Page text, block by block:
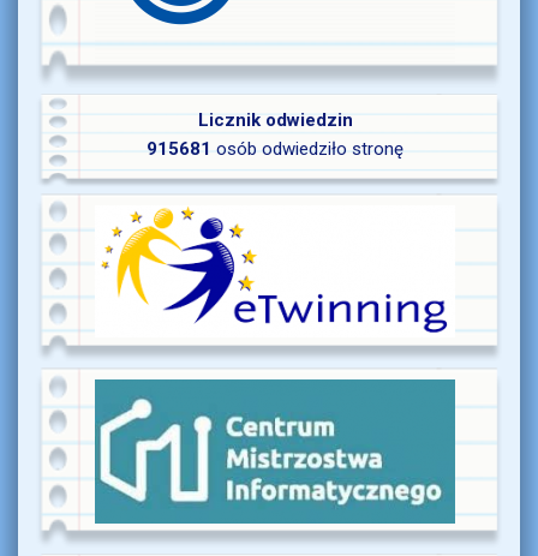
Licznik odwiedzin
915681 osób odwiedziło stronę